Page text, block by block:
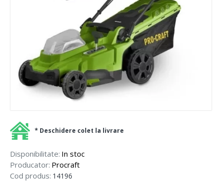
Disponibilitate: In stoc
Producator: Procraft
Cod produs: 14196
* Deschidere colet la livrare